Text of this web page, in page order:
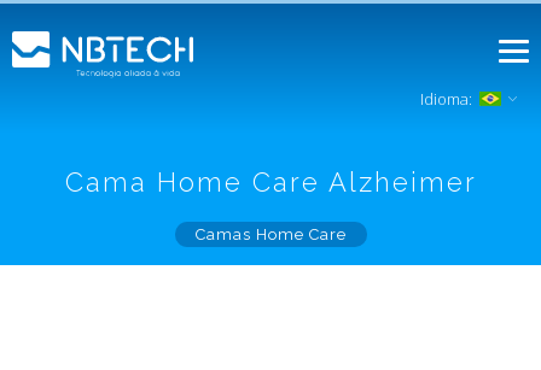
Idioma:
Cama Home Care Alzheimer
Camas Home Care